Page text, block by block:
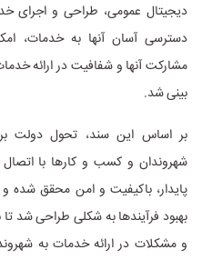
دیجیتال عمومی، طراحی و اجرای
دسترسی آسان آنها به خدمات،
مشارکت آنها و شفافیت در ارائه
بینی شد.
بر اساس این سند، تحول دولت
شهروندان و کسب و کارها با
پایدار، باکیفیت و امن محقق شده
بهبود فرآیندها به شکلی طراحی شد
و مشکلات در ارائه خدمات به